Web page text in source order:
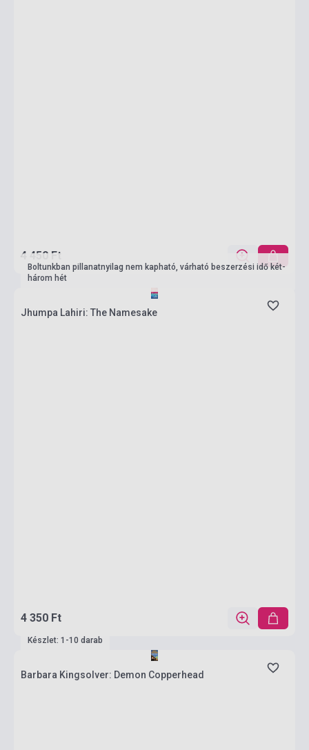
4 450 Ft
Boltunkban pillanatnyilag nem kapható, várható beszerzési idő két-
három hét
Jhumpa Lahiri: The Namesake
4 350 Ft
Készlet: 1-10 darab
Barbara Kingsolver: Demon Copperhead